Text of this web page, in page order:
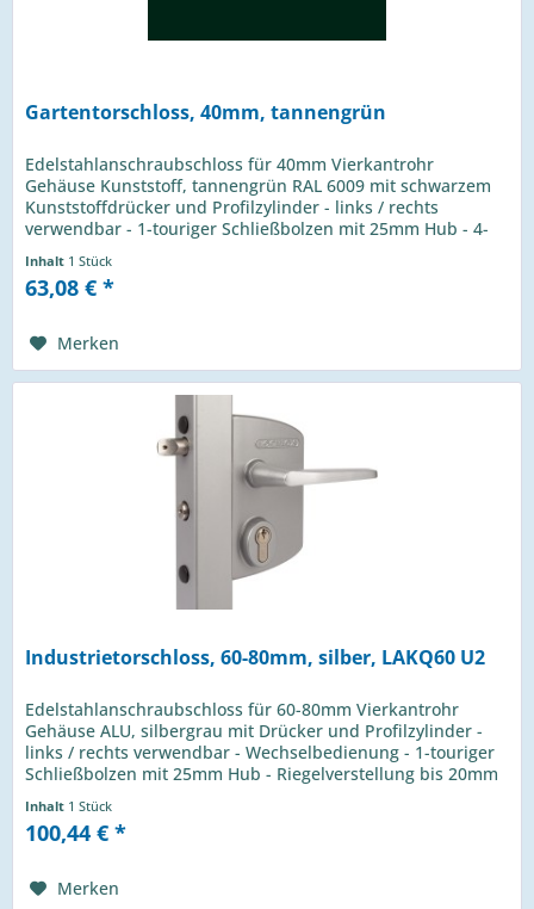
Gartentorschloss, 40mm, tannengrün
Edelstahlanschraubschloss für 40mm Vierkantrohr
Gehäuse Kunststoff, tannengrün RAL 6009 mit schwarzem
Kunststoffdrücker und Profilzylinder - links / rechts
verwendbar - 1-touriger Schließbolzen mit 25mm Hub - 4-
Inhalt 1 Stück
63,08 € *
Merken
Industrietorschloss, 60-80mm, silber, LAKQ60 U2
Edelstahlanschraubschloss für 60-80mm Vierkantrohr
Gehäuse ALU, silbergrau mit Drücker und Profilzylinder -
links / rechts verwendbar - Wechselbedienung - 1-touriger
Schließbolzen mit 25mm Hub - Riegelverstellung bis 20mm
Inhalt 1 Stück
100,44 € *
Merken